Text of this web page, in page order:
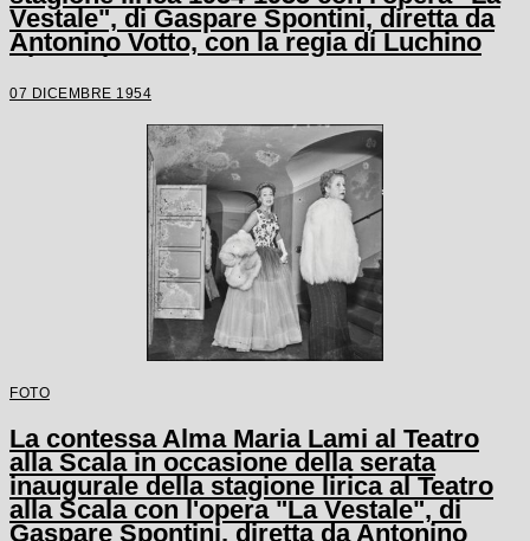
Vestale", di Gaspare Spontini, diretta da
Antonino Votto, con la regia di Luchino
Visconti
07 DICEMBRE 1954
FOTO
La contessa Alma Maria Lami al Teatro
alla Scala in occasione della serata
inaugurale della stagione lirica al Teatro
alla Scala con l'opera "La Vestale", di
Gaspare Spontini, diretta da Antonino